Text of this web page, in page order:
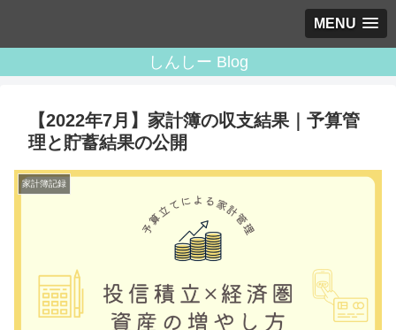
MENU
しんしー Blog
【2022年7月】家計簿の収支結果｜予算管
理と貯蓄結果の公開
家計簿記録